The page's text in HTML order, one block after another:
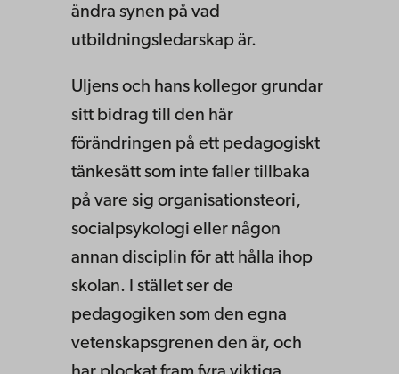
ändra synen på vad
utbildningsledarskap är.
Uljens och hans kollegor grundar
sitt bidrag till den här
förändringen på ett pedagogiskt
tänkesätt som inte faller tillbaka
på vare sig organisationsteori,
socialpsykologi eller någon
annan disciplin för att hålla ihop
skolan. I stället ser de
pedagogiken som den egna
vetenskapsgrenen den är, och